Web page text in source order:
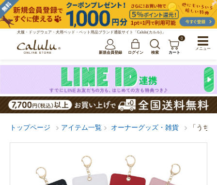
犬服・ドッグウェア・犬用ベッド・ペット用品ブランド通販サイト「Calulu(カルル)」
新規会員登録 ログイン 検索
0
カート
トップページ アイテム一覧 オーナーグッズ・雑貨 「うち
メニュー